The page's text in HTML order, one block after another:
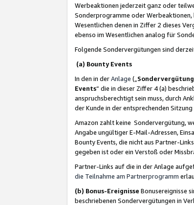
Werbeaktionen jederzeit ganz oder
Sonderprogramme oder
Wesentlichen denen in Ziffer 2 dieses
ebenso im Wesentlichen analog für
Folgende Sondervergütungen sind
(a) Bounty Events
In den in derAnlage („ Sondervergütung
Events“ die in dieser Ziffer 4 (a)
anspruchsberechtigt sein muss, durch
der Kunde in der entsprechenden
Amazon zahlt keine Sondervergütung,
Angabe ungültiger E-Mail-Adressen,
Bounty Events, die nicht aus Partner-
gegeben ist oder ein Verstoß oder
Partner-Links auf die in der Anlage
die Teilnahme am Partnerprogramm
(b) Bonus-Ereignisse Bonusereignisse
beschriebenen Sondervergütungen in